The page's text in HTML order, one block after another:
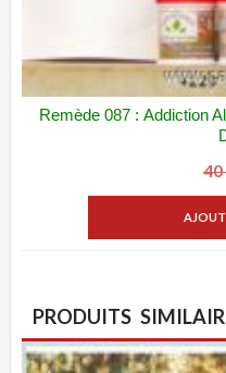
Remède 087 : Addiction
40
PRODUITS